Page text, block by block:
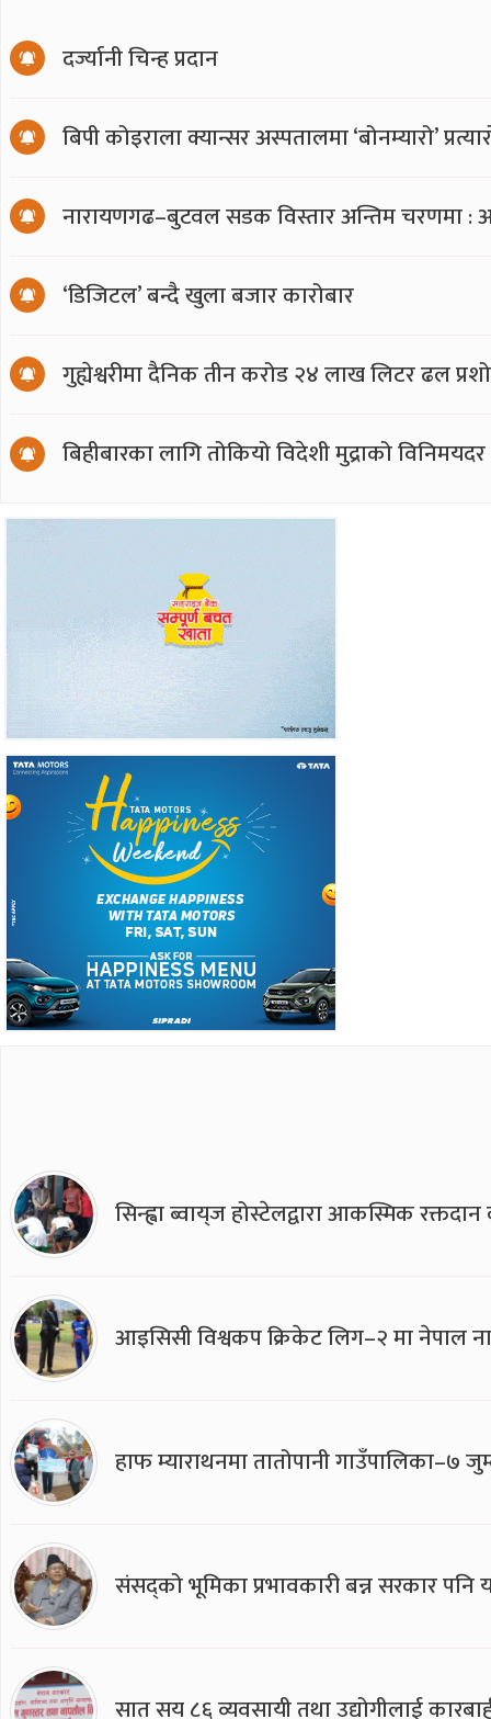
दर्ज्यानी चिन्ह प्रदान
बिपी कोइराला क्यान्सर अस्पतालमा ‘बोनम्यारो’
नारायणगढ–बुटवल सडक विस्तार अन्तिम चरणमा :
‘डिजिटल’ बन्दै खुला बजार कारोबार
गुह्येश्वरीमा दैनिक तीन करोड २४ लाख लिटर ढल
बिहीबारका लागि तोकियो विदेशी मुद्राको विनिमयदर
सिन्ह्वा ब्वाय्‌ज होस्टेलद्वारा आकस्मिक
आइसिसी विश्वकप क्रिकेट लिग–२ मा नेपाल
हाफ म्याराथनमा तातोपानी गाउँपालिका–७
संसद्को भूमिका प्रभावकारी बन्न सरकार पनि
सात सय ८६ व्यवसायी तथा उद्योगीलाई